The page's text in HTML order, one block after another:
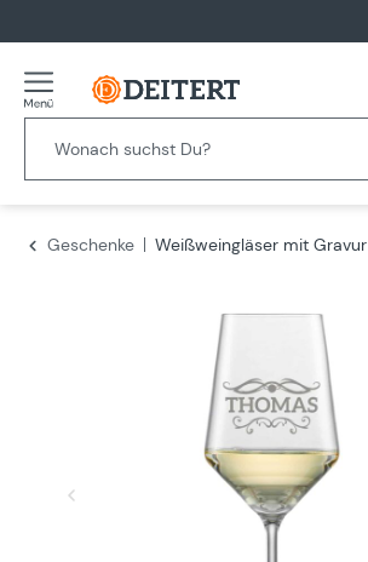
Geschenke Weißweingläser mit Gravur